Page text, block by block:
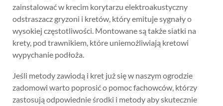
zainstalować w krecim korytarzu elektroakustyczny
odstraszacz gryzoni i kretów, który emituje sygnały o
wysokiej częstotliwości. Montowane są także siatki na
krety, pod trawnikiem, które uniemożliwiają kretowi
wypychanie podłoża.
Jeśli metody zawiodą i kret już się w naszym ogrodzie
zadomowi warto poprosić o pomoc fachowców, którzy
zastosują odpowiednie środki i metody aby skutecznie